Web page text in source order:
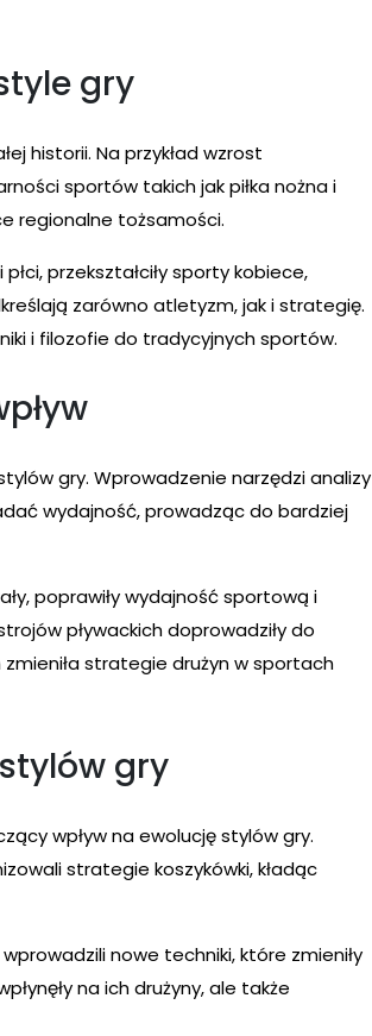
gry
historii. Na przykład wzrost
sportów takich jak piłka nożna i
regionalne tożsamości.
przekształciły sporty kobiece,
zarówno atletyzm, jak i strategię.
i filozofie do tradycyjnych sportów.
gry. Wprowadzenie narzędzi analizy
wydajność, prowadząc do bardziej
poprawiły wydajność sportową i
pływackich doprowadziły do
strategie drużyn w sportach
gry
wpływ na ewolucję stylów gry.
strategie koszykówki, kładąc
nowe techniki, które zmieniły
na ich drużyny, ale także